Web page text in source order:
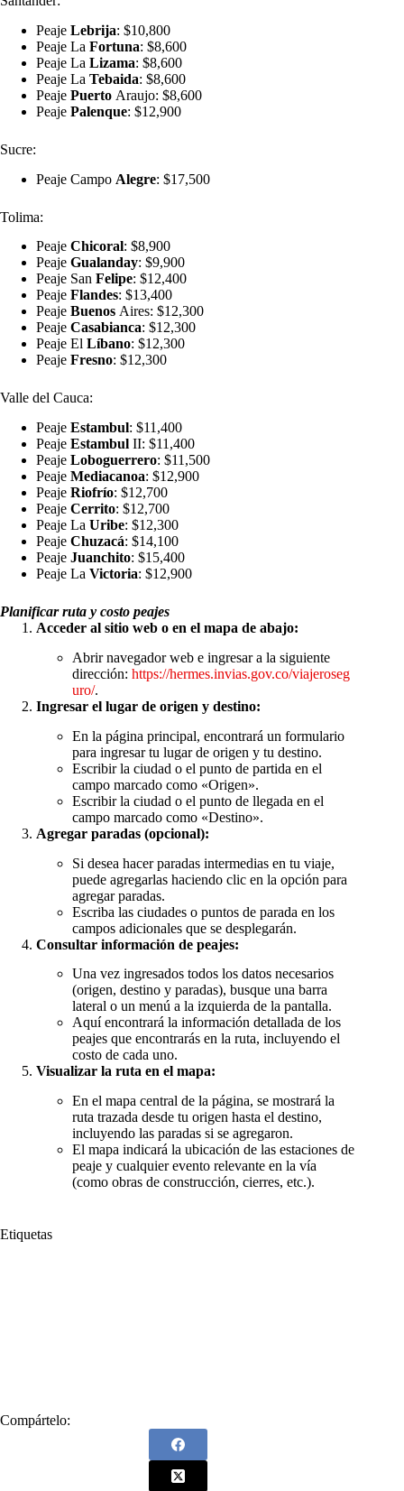
Peaje Lebrija: $10,800
Peaje La Fortuna: $8,600
Peaje La Lizama: $8,600
Peaje La Tebaida: $8,600
Peaje Puerto Araujo: $8,600
Peaje Palenque: $12,900
Sucre:
Peaje Campo Alegre: $17,500
Tolima:
Peaje Chicoral: $8,900
Peaje Gualanday: $9,900
Peaje San Felipe: $12,400
Peaje Flandes: $13,400
Peaje Buenos Aires: $12,300
Peaje Casabianca: $12,300
Peaje El Líbano: $12,300
Peaje Fresno: $12,300
Valle del Cauca:
Peaje Estambul: $11,400
Peaje Estambul II: $11,400
Peaje Loboguerrero: $11,500
Peaje Mediacanoa: $12,900
Peaje Riofrío: $12,700
Peaje Cerrito: $12,700
Peaje La Uribe: $12,300
Peaje Chuzacá: $14,100
Peaje Juanchito: $15,400
Peaje La Victoria: $12,900
Planificar ruta y costo peajes
Acceder al sitio web o en el mapa de abajo:
Abrir navegador web e ingresar a la siguiente
dirección: https://hermes.invias.gov.co/viajeroseg
uro/.
Ingresar el lugar de origen y destino:
En la página principal, encontrará un formulario
para ingresar tu lugar de origen y tu destino.
Escribir la ciudad o el punto de partida en el
campo marcado como «Origen».
Escribir la ciudad o el punto de llegada en el
campo marcado como «Destino».
Agregar paradas (opcional):
Si desea hacer paradas intermedias en tu viaje,
puede agregarlas haciendo clic en la opción para
agregar paradas.
Escriba las ciudades o puntos de parada en los
campos adicionales que se desplegarán.
Consultar información de peajes:
Una vez ingresados todos los datos necesarios
(origen, destino y paradas), busque una barra
lateral o un menú a la izquierda de la pantalla.
Aquí encontrará la información detallada de los
peajes que encontrarás en la ruta, incluyendo el
costo de cada uno.
Visualizar la ruta en el mapa:
En el mapa central de la página, se mostrará la
ruta trazada desde tu origen hasta el destino,
incluyendo las paradas si se agregaron.
El mapa indicará la ubicación de las estaciones de
peaje y cualquier evento relevante en la vía
(como obras de construcción, cierres, etc.).
Etiquetas
Compártelo: